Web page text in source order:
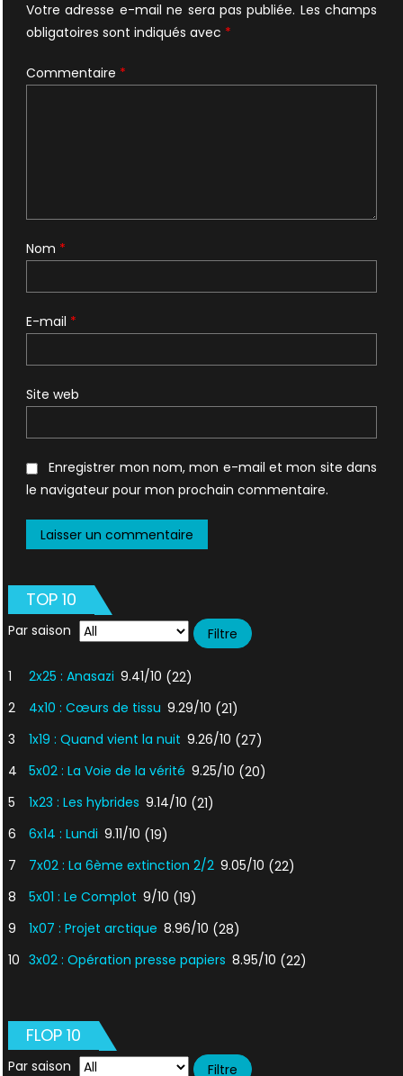
Votre adresse e-mail ne sera pas publiée. Les champs
obligatoires sont indiqués avec *
Commentaire *
Nom *
E-mail *
Site web
Enregistrer mon nom, mon e-mail et mon site dans
le navigateur pour mon prochain commentaire.
TOP 10
Par saison
1 2x25 : Anasazi 9.41/10 (22)
2
4x10 : Cœurs de tissu 9.29/10 (21)
3
1x19 : Quand vient la nuit 9.26/10 (27)
4
5x02 : La Voie de la vérité 9.25/10 (20)
5
1x23 : Les hybrides 9.14/10 (21)
6
6x14 : Lundi 9.11/10 (19)
7
7x02 : La 6ème extinction 2/2 9.05/10 (22)
8
5x01 : Le Complot 9/10 (19)
9
1x07 : Projet arctique 8.96/10 (28)
10 3x02 : Opération presse papiers 8.95/10 (22)
FLOP 10
Par saison